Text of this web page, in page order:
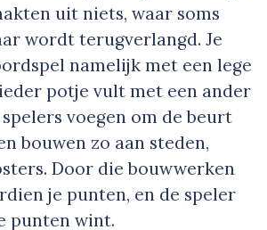
uit niets, waar soms
wordt terugverlangd. Je
namelijk met een lege
potje vult met een ander
voegen om de beurt
bouwen zo aan steden,
Door die bouwwerken
je punten, en de speler
punten wint.